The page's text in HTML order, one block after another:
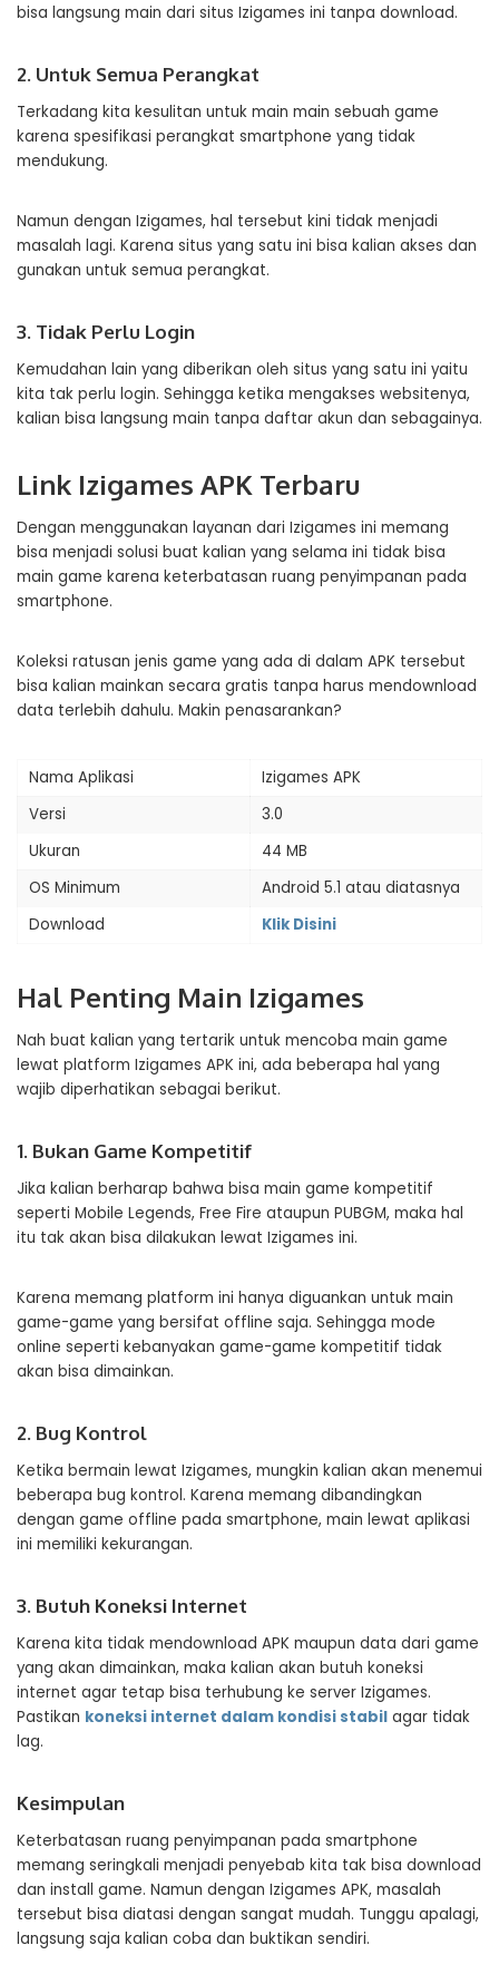
bisa langsung main dari situs Izigames ini tanpa download.
2. Untuk Semua Perangkat
Terkadang kita kesulitan untuk main main sebuah game
karena spesifikasi perangkat smartphone yang tidak
mendukung.
Namun dengan Izigames, hal tersebut kini tidak menjadi
masalah lagi. Karena situs yang satu ini bisa kalian akses dan
gunakan untuk semua perangkat.
3. Tidak Perlu Login
Kemudahan lain yang diberikan oleh situs yang satu ini yaitu
kita tak perlu login. Sehingga ketika mengakses websitenya,
kalian bisa langsung main tanpa daftar akun dan sebagainya.
Link Izigames APK Terbaru
Dengan menggunakan layanan dari Izigames ini memang
bisa menjadi solusi buat kalian yang selama ini tidak bisa
main game karena keterbatasan ruang penyimpanan pada
smartphone.
Koleksi ratusan jenis game yang ada di dalam APK tersebut
bisa kalian mainkan secara gratis tanpa harus mendownload
data terlebih dahulu. Makin penasarankan?
Nama Aplikasi
Izigames APK
Versi
3.0
Ukuran
44 MB
OS Minimum
Android 5.1 atau diatasnya
Download
Klik Disini
Hal Penting Main Izigames
Nah buat kalian yang tertarik untuk mencoba main game
lewat platform Izigames APK ini, ada beberapa hal yang
wajib diperhatikan sebagai berikut.
1. Bukan Game Kompetitif
Jika kalian berharap bahwa bisa main game kompetitif
seperti Mobile Legends, Free Fire ataupun PUBGM, maka hal
itu tak akan bisa dilakukan lewat Izigames ini.
Karena memang platform ini hanya diguankan untuk main
game-game yang bersifat offline saja. Sehingga mode
online seperti kebanyakan game-game kompetitif tidak
akan bisa dimainkan.
2. Bug Kontrol
Ketika bermain lewat Izigames, mungkin kalian akan menemui
beberapa bug kontrol. Karena memang dibandingkan
dengan game offline pada smartphone, main lewat aplikasi
ini memiliki kekurangan.
3. Butuh Koneksi Internet
Karena kita tidak mendownload APK maupun data dari game
yang akan dimainkan, maka kalian akan butuh koneksi
internet agar tetap bisa terhubung ke server Izigames.
Pastikan koneksi internet dalam kondisi stabil agar tidak
lag.
Kesimpulan
Keterbatasan ruang penyimpanan pada smartphone
memang seringkali menjadi penyebab kita tak bisa download
dan install game. Namun dengan Izigames APK, masalah
tersebut bisa diatasi dengan sangat mudah. Tunggu apalagi,
langsung saja kalian coba dan buktikan sendiri.